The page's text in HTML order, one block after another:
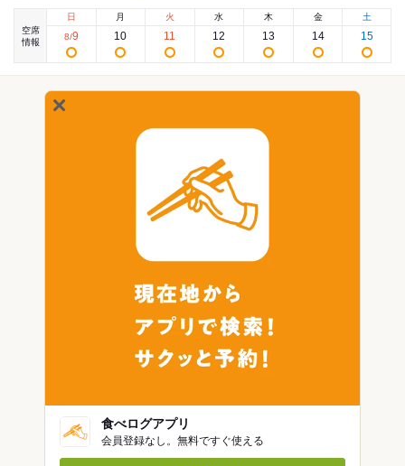
空席
情報
日
8/9
月
10
火
11
水
12
木
13
金
14
土
15
食べログアプリ
会員登録なし。無料ですぐ使える